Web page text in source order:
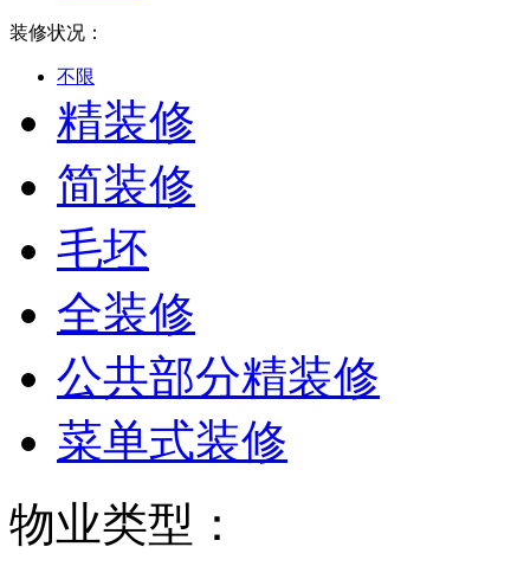
装修状况：
不限
精装修
简装修
毛坯
全装修
公共部分精装修
菜单式装修
物业类型：